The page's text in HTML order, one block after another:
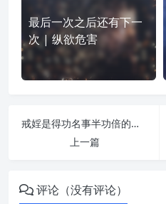
最后一次之后还有下一
次 | 纵欲危害
戒婬是得功名事半功倍的法子 | 纵欲危害
上一篇
评论（没有评论）